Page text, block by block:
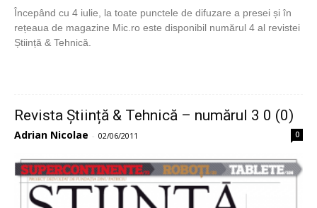
Începând cu 4 iulie, la toate punctele de difuzare a presei și în
rețeaua de magazine Mic.ro este disponibil numărul 4 al revistei
Știință & Tehnică.
Revista Știință & Tehnică – numărul 3 0 (0)
Adrian Nicolae - 02/06/2011 0